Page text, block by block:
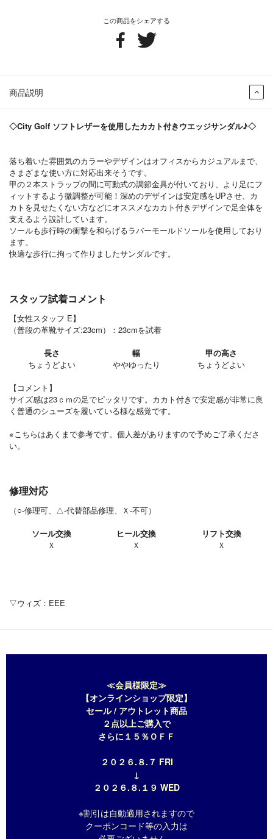
この商品をシェアする
商品説明
◇City Golf ソフトレザーを使用したカカト付きウエッジサンダル♪◇
落ち着いた雰囲気のカラーやデザインはオフィスからカジュアルまで、
さまざまな使い方に対応出来そうです。
甲の２本ストラップの間に可動式の調節金具が付いており、より足にフ
ィットするよう微調整が可能！深めのデザインは安定感をUPさせ、カ
カトを見せたくない方などにオススメなカカト付きデザインで足全体を
支えるよう設計しています。
ソールも歩行時の衝撃を和らげるラバーモールドソールを使用しており
ます。
快適な歩行に拘って作りましたサンダルです。
スタッフ試着コメント
【女性スタッフ E】
（普段の革靴サイズ:23cm）：23cmを試着
長さ
幅
甲の高さ
ちょうどよい
ややゆったり
ちょうどよい
【コメント】
サイズ感は23ｃｍの足でピッタリです。カカト付きで安定感が非常に良
く普通のシューズを履いている様な感覚です。
※こちらはあくまで参考です。個人差がありますので予めご了承くださ
い。
修理対応
（○-修理可、△-代替部品修理、Ｘ-不可）
ソール交換
ヒール交換
リフト交換
Ｘ
Ｘ Ｘ
▽ウィズ：EEE
≪会員様限定≫
【オンラインショップ限定】
セール / アウトレット商品
２点以上ご購入で
さらに１５％ＯＦＦ
２０２６.８.７ FRI
↓
２０２６.８.１９ WED
※割引は自動適用されますので
クーポンコード等の入力は